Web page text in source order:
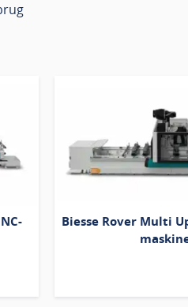
Biesse Rover Multi